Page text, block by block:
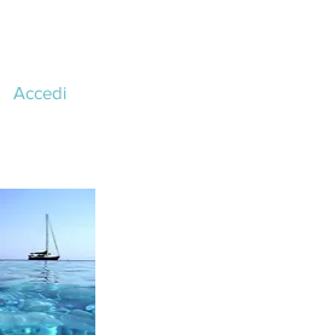
Accedi